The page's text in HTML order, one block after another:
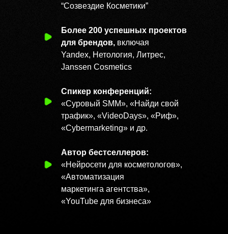
“Созвездие Косметики”
Более 200 успешных проектов
для брендов, включая
Yandex, Нетология, Литрес,
Janssen Cosmetics
Спикер конференций:
«Суровый SMM», «Найди свой
трафик», «VideoDays», «Риф»,
«Cybermarketing» и др.
Автор бестселлеров:
«Нейросети для косметологов»,
«Автоматизация
маркетинга агентства»,
«YouTube для бизнеса»
Вот что пишут те,
кто уже попробовал